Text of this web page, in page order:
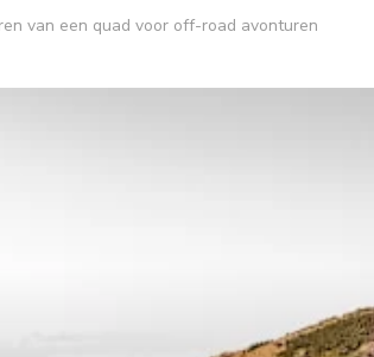
van een quad voor off-road avonturen